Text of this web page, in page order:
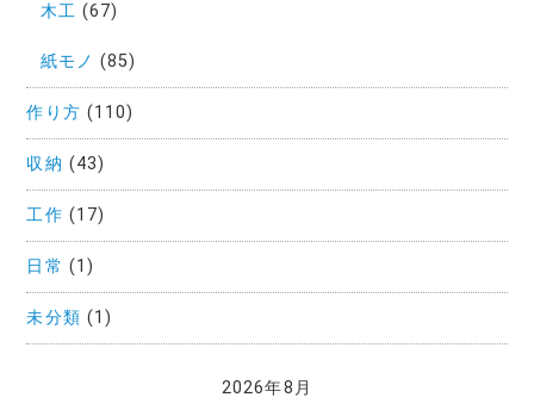
木工 (67)
紙モノ (85)
作り方 (110)
収納 (43)
工作 (17)
日常 (1)
未分類 (1)
2026年8月